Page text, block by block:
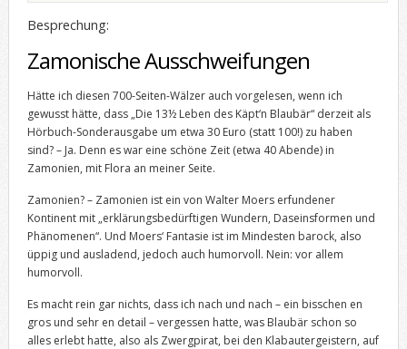
Besprechung:
Zamonische Ausschweifungen
Hätte ich diesen 700-Seiten-Wälzer auch vorgelesen, wenn ich
gewusst hätte, dass „Die 13½ Leben des Käpt‘n Blaubär“ derzeit als
Hörbuch-Sonderausgabe um etwa 30 Euro (statt 100!) zu haben
sind? – Ja. Denn es war eine schöne Zeit (etwa 40 Abende) in
Zamonien, mit Flora an meiner Seite.
Zamonien? – Zamonien ist ein von Walter Moers erfundener
Kontinent mit „erklärungsbedürftigen Wundern, Daseinsformen und
Phänomenen“. Und Moers‘ Fantasie ist im Mindesten barock, also
üppig und ausladend, jedoch auch humorvoll. Nein: vor allem
humorvoll.
Es macht rein gar nichts, dass ich nach und nach – ein bisschen en
gros und sehr en detail – vergessen hatte, was Blaubär schon so
alles erlebt hatte, also als Zwergpirat, bei den Klabautergeistern, auf